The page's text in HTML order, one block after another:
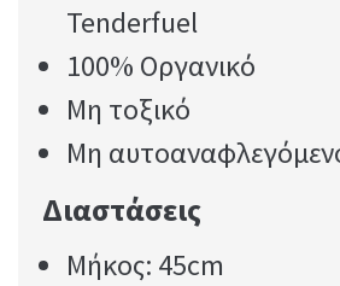
Tenderfuel
100% Οργανικό
Μη τοξικό
Μη
Διαστάσεις
Μήκος: 45cm